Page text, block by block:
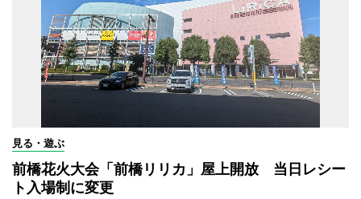
見る・遊ぶ
前橋花火大会「前橋リリカ」屋上開放 当日レシー
ト入場制に変更